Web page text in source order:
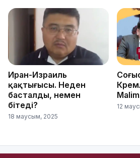
Иран-Израиль
қақтығысы. Неден
басталды, немен
бітеді?
18 маусым, 2025
12